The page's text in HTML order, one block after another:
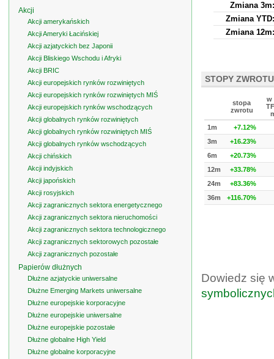
Zmiana 3m:
Zmiana YTD:
Zmiana 12m:
STOPY ZWROTU
stopa
zwrotu
w
1m
+7.12%
3m
+16.23%
6m
+20.73%
12m
+33.78%
24m
+83.36%
36m
+116.70%
Dowiedz się
Akcji
Akcji amerykańskich
Akcji Ameryki Łacińskiej
Akcji azjatyckich bez Japonii
Akcji Bliskiego Wschodu i Afryki
Akcji BRIC
Akcji europejskich rynków rozwiniętych
Akcji europejskich rynków rozwiniętych MIŚ
Akcji europejskich rynków wschodzących
Akcji globalnych rynków rozwiniętych
Akcji globalnych rynków rozwiniętych MIŚ
Akcji globalnych rynków wschodzących
Akcji chińskich
Akcji indyjskich
Akcji japońskich
Akcji rosyjskich
Akcji zagranicznych sektora energetycznego
Akcji zagranicznych sektora nieruchomości
Akcji zagranicznych sektora technologicznego
Akcji zagranicznych sektorowych pozostałe
Akcji zagranicznych pozostałe
Papierów dłużnych
Dłużne azjatyckie uniwersalne
Dłużne Emerging Markets uniwersalne
Dłużne europejskie korporacyjne
Dłużne europejskie uniwersalne
Dłużne europejskie pozostałe
Dłużne globalne High Yield
Dłużne globalne korporacyjne